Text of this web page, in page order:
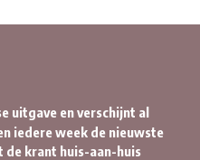
uitgave en verschijnt al
iedere week de nieuwste
de krant huis-aan-huis